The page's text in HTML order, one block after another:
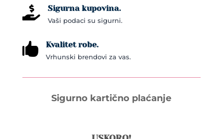
 Sigurna kupovina.
Vaši podaci su sigurni.
 Kvalitet robe.
Vrhunski brendovi za vas.
Sigurno kartično plaćanje